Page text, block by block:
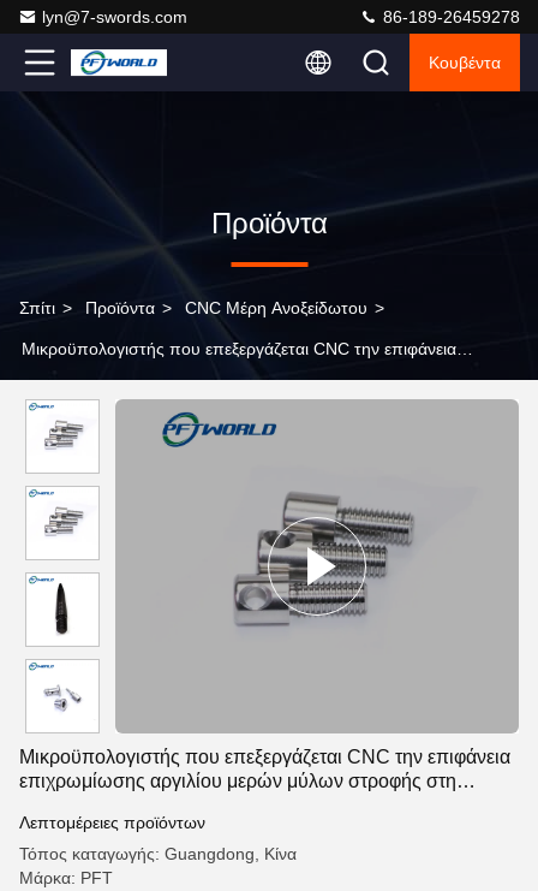
lyn@7-swords.com 86-189-26459278
Κουβέντα
Προϊόντα
Σπίτι > Προϊόντα > CNC Μέρη Ανοξείδωτου >
Μικροϋπολογιστής που επεξεργάζεται CNC την επιφάνεια
Μικροϋπολογιστής που επεξεργάζεται CNC την επιφάνεια
επιχρωμίωσης αργιλίου μερών μύλων στροφής στη
Λεπτομέρειες προϊόντων
Τόπος καταγωγής: Guangdong, Κίνα
Μάρκα: PFT